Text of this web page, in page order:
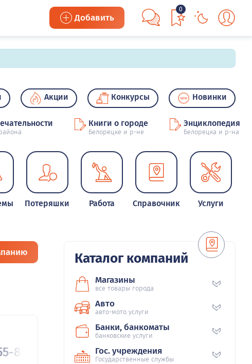
Добавить
0
Акции Конкурсы Новинки
Книги о городе
Белорецке и р-не
Энциклопедия
Белорецка и р-на
Потеряшки Работа Справочник Услуги
85
Каталог компаний
Магазины
все товары города
Авто
авто-мото услуги
Банки, банкоматы
банковские услуги
Гос. учреждения
Государственные службы